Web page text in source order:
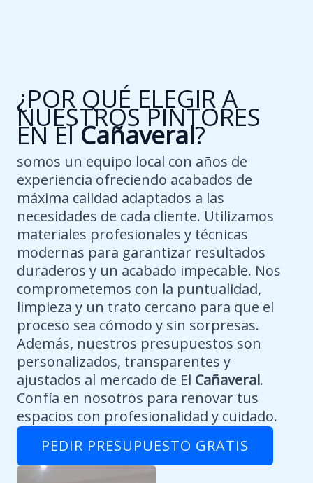
¿POR QUÉ ELEGIR A
NUESTROS PINTORES
EN ElCañaveral?
somos un equipo local con años de
experiencia ofreciendo acabados de
máxima calidad adaptados a las
necesidades de cada cliente. Utilizamos
materiales profesionales y técnicas
modernas para garantizar resultados
duraderos y un acabado impecable. Nos
comprometemos con la puntualidad,
limpieza y un trato cercano para que el
proceso sea cómodo y sin sorpresas.
Además, nuestros presupuestos son
personalizados, transparentes y
ajustados al mercado de El Cañaveral.
Confía en nosotros para renovar tus
espacios con profesionalidad y cuidado.
PEDIR PRESUPUESTO GRATIS